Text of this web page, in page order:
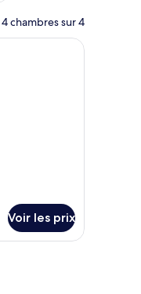
chambres sur 4
avec deux lits, un
Voir les prix